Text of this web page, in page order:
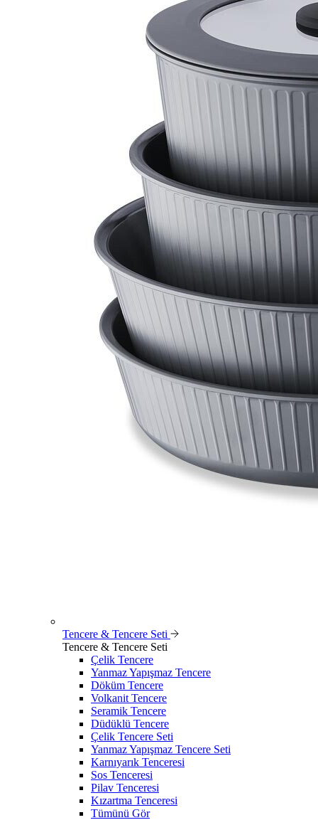
Tencere & Tencere Seti
Tencere & Tencere Seti
Çelik Tencere
Yanmaz Yapışmaz Tencere
Döküm Tencere
Volkanit Tencere
Seramik Tencere
Düdüklü Tencere
Çelik Tencere Seti
Yanmaz Yapışmaz Tencere Seti
Karnıyarık Tenceresi
Sos Tenceresi
Pilav Tenceresi
Kızartma Tenceresi
Tümünü Gör